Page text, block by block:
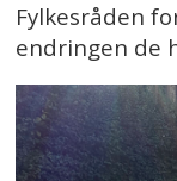
Fylkesråden
endringen de